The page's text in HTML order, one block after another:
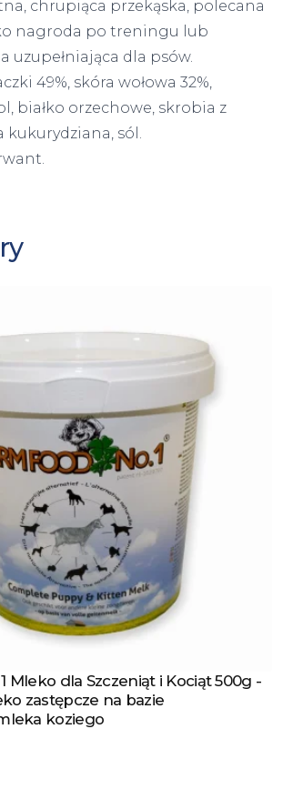
chrupiąca przekąska, polecana
nagroda po treningu lub
uzupełniająca dla psów.
49%, skóra wołowa 32%,
białko orzechowe, skrobia z
sól.
Mleko dla Szczeniąt i Kociąt 500g -
zastępcze na bazie
koziego